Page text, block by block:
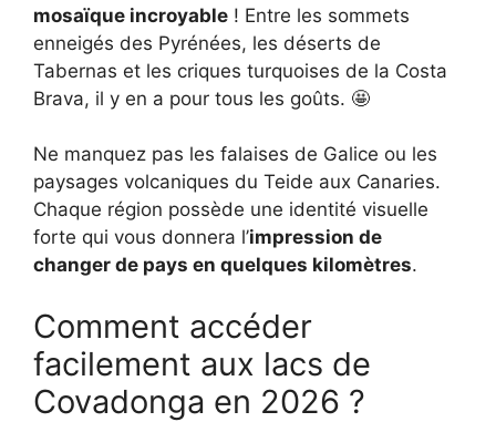
mosaïque incroyable ! Entre les sommets
enneigés des Pyrénées, les déserts de
Tabernas et les criques turquoises de la Costa
Brava, il y en a pour tous les goûts. 🤩
Ne manquez pas les falaises de Galice ou les
paysages volcaniques du Teide aux Canaries.
Chaque région possède une identité visuelle
forte qui vous donnera l’impression de
changer de pays en quelques kilomètres.
Comment accéder
facilement aux lacs de
Covadonga en 2026 ?